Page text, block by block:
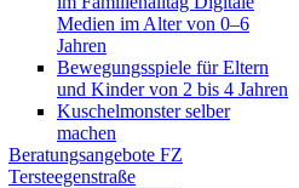
Medien im Alter von 0–6
Jahren
Bewegungsspiele für Eltern
und Kinder von 2 bis 4 Jahren
Kuschelmonster selber
machen
Beratungsangebote FZ
Tersteegenstraße